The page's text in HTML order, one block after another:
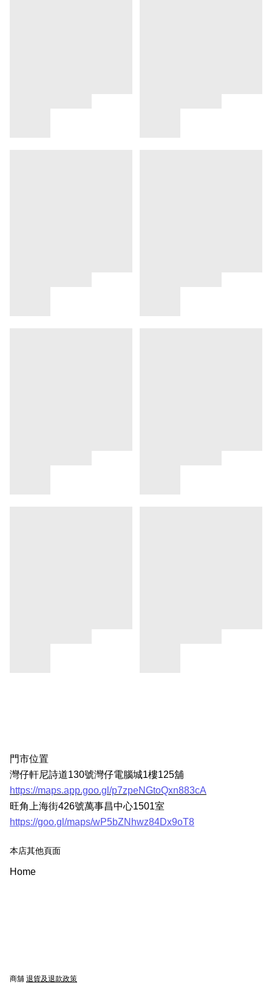
門市位置
灣仔軒尼詩道130號灣仔電腦城1樓125舖
https://maps.app.goo.gl/p7zpeNGtoQxn883cA
旺角上海街426號萬事昌中心1501室
https://goo.gl/maps/wP5bZNhwz84Dx9oT8
本店其他頁面
Home
商舖 退貨及退款政策